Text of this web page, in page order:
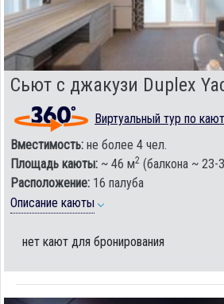
Сьют с джакузи Duplex
Виртуальный тур по
Вместимость: не более 4 чел.
Площадь каюты: ~ 46 м2 (балкона ~ 23-
Расположение: 16 палуба
Описание каюты
нет кают для бронирования